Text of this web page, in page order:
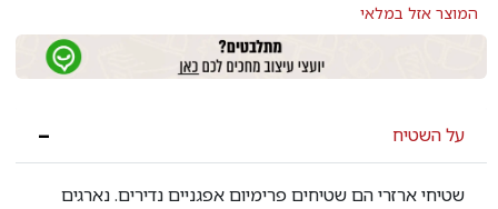
המוצר אזל במלאי
על השטיח
שטיחי ארזרי הם שטיחים פרימיום אפגניים נדירים. נארגים